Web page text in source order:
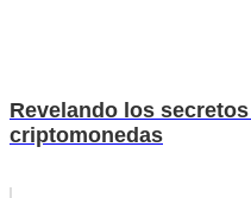
Revelando los
criptomonedas